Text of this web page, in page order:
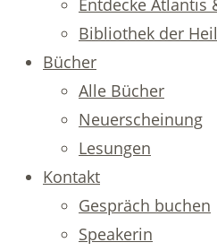
Entdecke Atlantis
Bibliothek der
Bücher
Alle Bücher
Neuerscheinung
Lesungen
Kontakt
Gespräch buchen
Speakerin